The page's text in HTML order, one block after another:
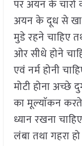
पर अयन के चारो
अयन के दूध से
मुडे रहने चाहिए
ओर सीधे होने
एवं नर्म होनी
मोटी होना अच्छे
का मूल्याॅकन
ध्यान रखना
लंबा तथा गहरा